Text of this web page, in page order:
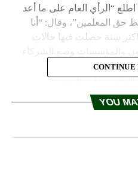
CONTINUE
YOU